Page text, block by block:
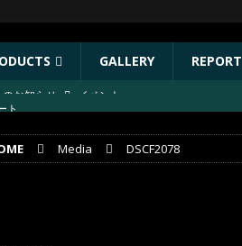
GALLERY REPORT
ト
ート
お知らせ
Media DSCF2078